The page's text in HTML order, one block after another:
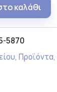
καλάθι
5870
, Προϊόντα,